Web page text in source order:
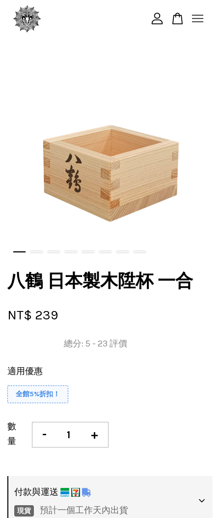
八鶴 日本製木陞杯 一合
NT$ 239
總分: 5 - 23 評價
適用優惠
全館5%折扣！
數
量
- +
付款與運送
現貨 預計一個工作天內出貨